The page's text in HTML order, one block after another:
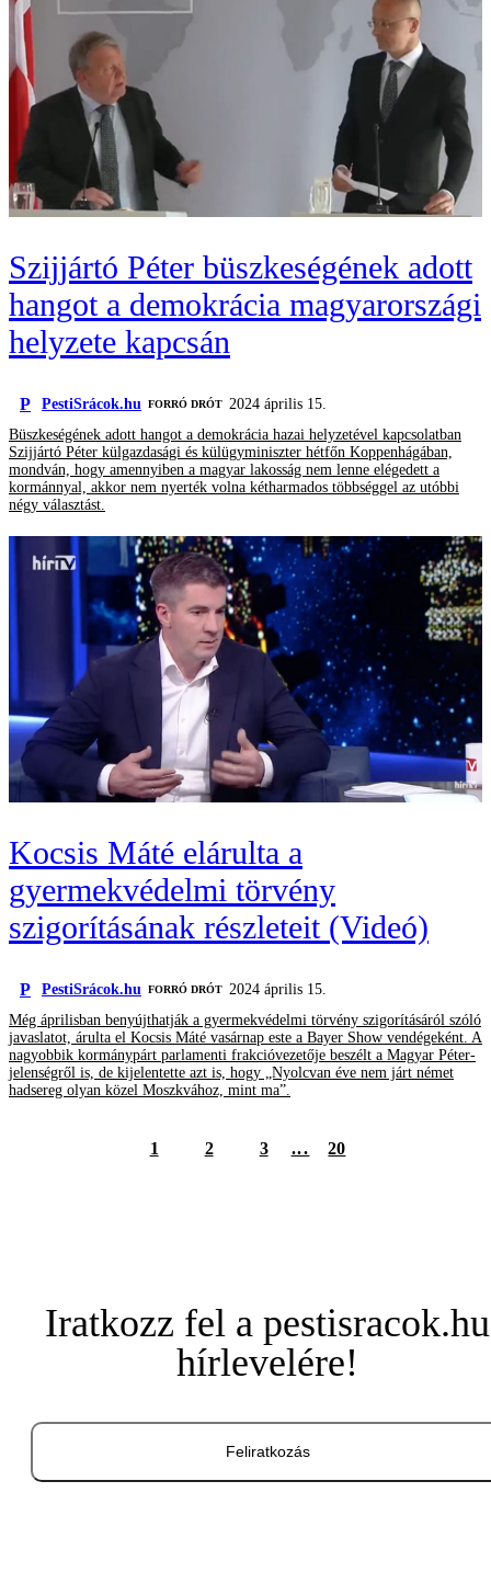
Szijjártó Péter büszkeségének adott
hangot a demokrácia magyarországi
helyzete kapcsán
P PestiSrácok.hu FORRÓ DRÓT 2024 április 15.
Büszkeségének adott hangot a demokrácia hazai helyzetével kapcsolatban
Szijjártó Péter külgazdasági és külügyminiszter hétfőn Koppenhágában,
mondván, hogy amennyiben a magyar lakosság nem lenne elégedett a
kormánnyal, akkor nem nyerték volna kétharmados többséggel az utóbbi
négy választást.
Kocsis Máté elárulta a
gyermekvédelmi törvény
szigorításának részleteit (Videó)
P PestiSrácok.hu FORRÓ DRÓT 2024 április 15.
Még áprilisban benyújthatják a gyermekvédelmi törvény szigorításáról szóló
javaslatot, árulta el Kocsis Máté vasárnap este a Bayer Show vendégeként. A
nagyobbik kormánypárt parlamenti frakcióvezetője beszélt a Magyar Péter-
jelenségről is, de kijelentette azt is, hogy „Nyolcvan éve nem járt német
hadsereg olyan közel Moszkvához, mint ma”.
1 2 3 ... 20
Iratkozz fel a pestisracok.hu
hírlevelére!
Feliratkozás